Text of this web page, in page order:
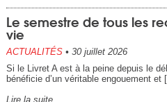
Le semestre de tous les
vie
ACTUALITÉS • 30 juillet 2026
Si le Livret A est à la peine depuis le
bénéficie d’un véritable engouement
Lire la suite